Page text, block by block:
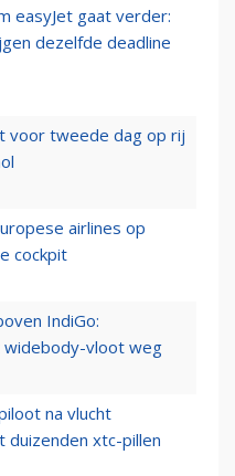
easyJet gaat verder:
dezelfde deadline
voor tweede dag op rij
airlines op
cockpit
IndiGo:
vloot weg
na vlucht
duizenden xtc-pillen